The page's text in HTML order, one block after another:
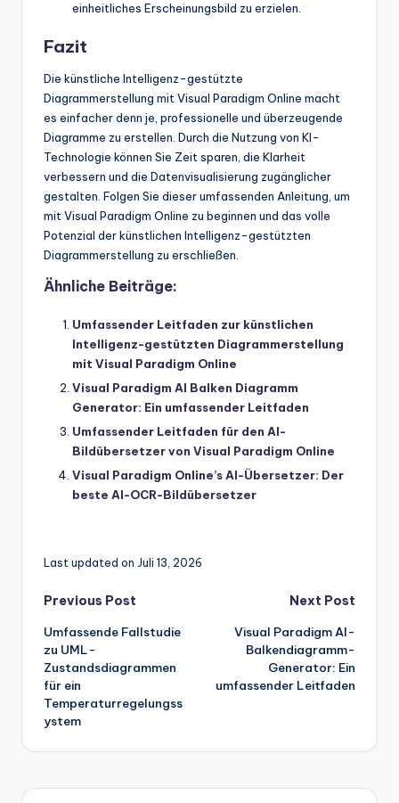
einheitliches Erscheinungsbild zu erzielen.
Fazit
Die künstliche Intelligenz-gestützte
Diagrammerstellung mit Visual Paradigm Online macht
es einfacher denn je, professionelle und überzeugende
Diagramme zu erstellen. Durch die Nutzung von KI-
Technologie können Sie Zeit sparen, die Klarheit
verbessern und die Datenvisualisierung zugänglicher
gestalten. Folgen Sie dieser umfassenden Anleitung, um
mit Visual Paradigm Online zu beginnen und das volle
Potenzial der künstlichen Intelligenz-gestützten
Diagrammerstellung zu erschließen.
Ähnliche Beiträge:
Umfassender Leitfaden zur künstlichen
Intelligenz-gestützten Diagrammerstellung
mit Visual Paradigm Online
Visual Paradigm AI Balken Diagramm
Generator: Ein umfassender Leitfaden
Umfassender Leitfaden für den AI-
Bildübersetzer von Visual Paradigm Online
Visual Paradigm Online’s AI-Übersetzer: Der
beste AI-OCR-Bildübersetzer
Last updated on Juli 13, 2026
Post
navigation
Previous Post
Umfassende Fallstudie
zu UML-
Zustandsdiagrammen
für ein
Temperaturregelungss
ystem
Next Post
Visual Paradigm AI-
Balkendiagramm-
Generator: Ein
umfassender Leitfaden